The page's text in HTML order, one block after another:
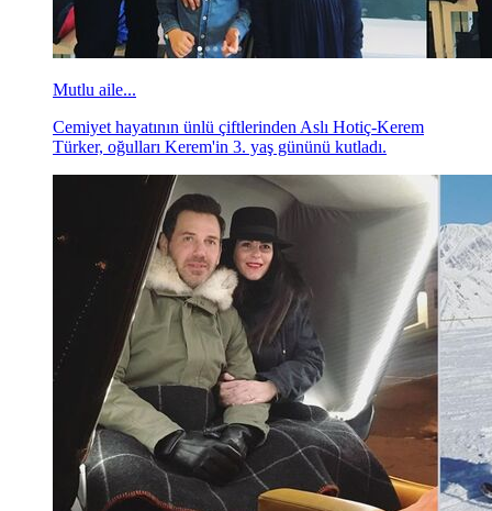
Mutlu aile...
Cemiyet hayatının ünlü çiftlerinden Aslı Hotiç-Kerem
Türker, oğulları Kerem'in 3. yaş gününü kutladı.